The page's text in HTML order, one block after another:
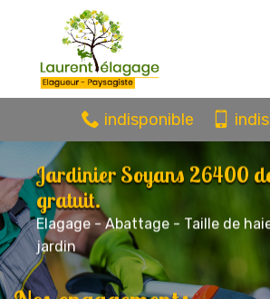
indisponible
Jardinier Soyans 26400
gratuit.
Elagage - Abattage - Taille de
jardin